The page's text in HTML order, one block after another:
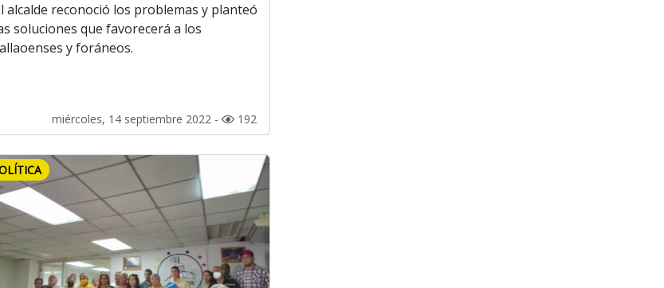
alcalde reconoció los problemas y planteó
soluciones que favorecerá a los
y foráneos.
miércoles, 14 septiembre 2022 - 192